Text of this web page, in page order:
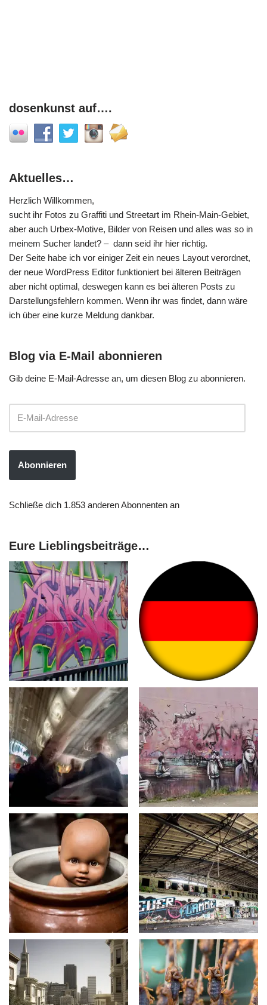
dosenkunst auf….
Aktuelles…
Herzlich Willkommen,
sucht ihr Fotos zu Graffiti und Streetart im Rhein-Main-Gebiet,
aber auch Urbex-Motive, Bilder von Reisen und alles was so in
meinem Sucher landet? – dann seid ihr hier richtig.
Der Seite habe ich vor einiger Zeit ein neues Layout verordnet,
der neue WordPress Editor funktioniert bei älteren Beiträgen
aber nicht optimal, deswegen kann es bei älteren Posts zu
Darstellungsfehlern kommen. Wenn ihr was findet, dann wäre
ich über eine kurze Meldung dankbar.
Blog via E-Mail abonnieren
Gib deine E-Mail-Adresse an, um diesen Blog zu abonnieren.
Abonnieren
Schließe dich 1.853 anderen Abonnenten an
Eure Lieblingsbeiträge…